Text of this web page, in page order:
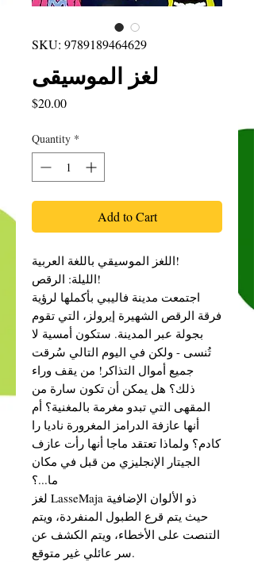
SKU: 9789189464629
لغز الموسيقى
$20.00Price
Quantity *
Add to Cart
اللغز الموسيقي باللغة العربية!
الليلة: الرقص!
اجتمعت مدينة فاليبي بأكملها لرؤية
فرقة الرقص الشهيرة إيرولز، التي تقوم
بجولة عبر المدينة. ستكون أمسية لا
تُنسى - ولكن في اليوم التالي سُرقت
جميع أموال التذاكر! من يقف وراء
ذلك؟ هل يمكن أن تكون سارة من
المقهى التي تبدو مغرمة بالمغنية؟ أم
أنها عازفة الدرامز المغرورة ناديا را
كادم؟ ولماذا تعتقد ماجا أنها رأت عازف
الجيتار الإنجليزي من قبل في مكان
ما...؟
لغز LasseMaja ذو الألوان الإضافية
حيث يتم قرع الطبول المنفردة، ويتم
التنصت على الأخطاء، ويتم الكشف عن
سر عائلي غير متوقع.